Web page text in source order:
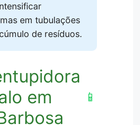
em tubulações
de resíduos.
em
📱